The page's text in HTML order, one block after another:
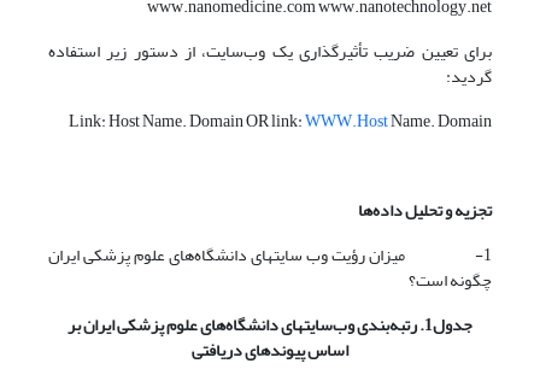
www.nanomedicine.com www.nanotechnology.net
برای تعیین ضریب تأثیرگذاری یک وب‌سایت، از دستور زیر استفاده
گردید:
Link: Host Name. Domain OR link:WWW.HostName. Domain
تجزیه و تحلیل داده‌ها
1- میزان رؤیت وب سایتهای دانشگاه‌های علوم پزشکی ایران
چگونه است؟
جدول1. رتبه‌بندی وب‌سایتهای دانشگاه‌های علوم پزشکی ایران بر
اساس پیوندهای دریافتی